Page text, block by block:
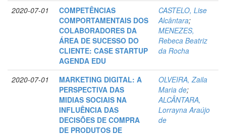
2020-07-01
COMPETÊNCIAS
COMPORTAMENTAIS DOS
COLABORADORES DA
ÁREA DE SUCESSO DO
CLIENTE: CASE STARTUP
AGENDA EDU
CASTELO, Lise
Alcântara;
MENEZES,
Rebeca Beatriz
da Rocha
2020-07-01
MARKETING DIGITAL: A
PERSPECTIVA DAS
MIDIAS SOCIAIS NA
INFLUÊNCIA DAS
DECISÕES DE COMPRA
DE PRODUTOS DE
OLVEIRA, Zaila
Maria de;
ALCÂNTARA,
Lorrayna Araújo
de